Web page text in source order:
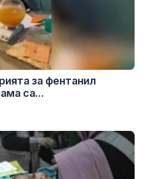
за фентанил
са...